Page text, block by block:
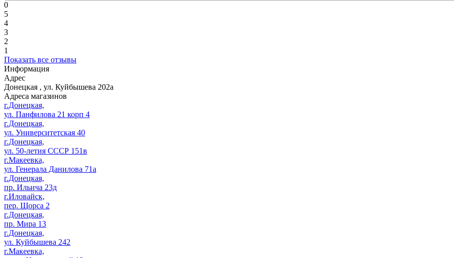
0
5
4
3
2
1
Показать все отзывы
Информация
Адрес
Донецкая , ул. Куйбышева 202а
Адреса магазинов
г.Донецкая,
ул. Панфилова 21 корп 4
г.Донецкая,
ул. Университетская 40
г.Донецкая,
ул. 50-летия СССР 151в
г.Макеевка,
ул. Генерала Данилова 71а
г.Донецкая,
пр. Ильича 23д
г.Иловайск,
пер. Щорса 2
г.Донецкая,
пр. Мира 13
г.Донецкая,
ул. Куйбышева 242
г.Макеевка,